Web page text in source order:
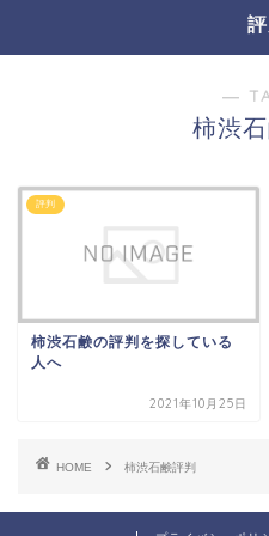
―
柿渋
評判
柿渋石鹸の評判を探している
人へ
2021年10月25日
HOME 柿渋石鹸評判